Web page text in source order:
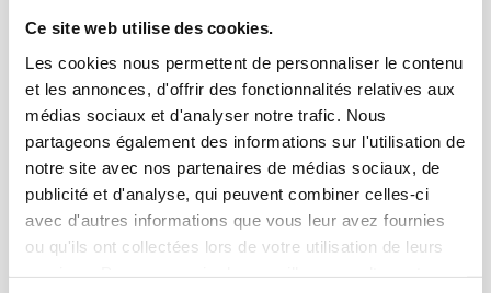
Ce site web utilise des cookies.
Les cookies nous permettent de personnaliser le contenu
et les annonces, d'offrir des fonctionnalités relatives aux
médias sociaux et d'analyser notre trafic. Nous
partageons également des informations sur l'utilisation de
notre site avec nos partenaires de médias sociaux, de
publicité et d'analyse, qui peuvent combiner celles-ci
avec d'autres informations que vous leur avez fournies
ou qu'ils ont collectées lors de votre utilisation de leurs
wir den Planungshelfer weiterentwickelt, um
noch effizienter unterstützen zu können und mit
wenigen Klicks den Aufbau der Lösungen sowie
deren einzelne Bauteile einzusehen. Alle
relevanten Bauteile lassen sich aus verschiedenen
Blickwinkeln sowie aus nächster Nähe
betrachten. Zusätzlich stehen umfassende
Informationen zu allen gezeigten Komponenten
bereit, darunter beispielsweise